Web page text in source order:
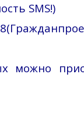
SMS!)
можно